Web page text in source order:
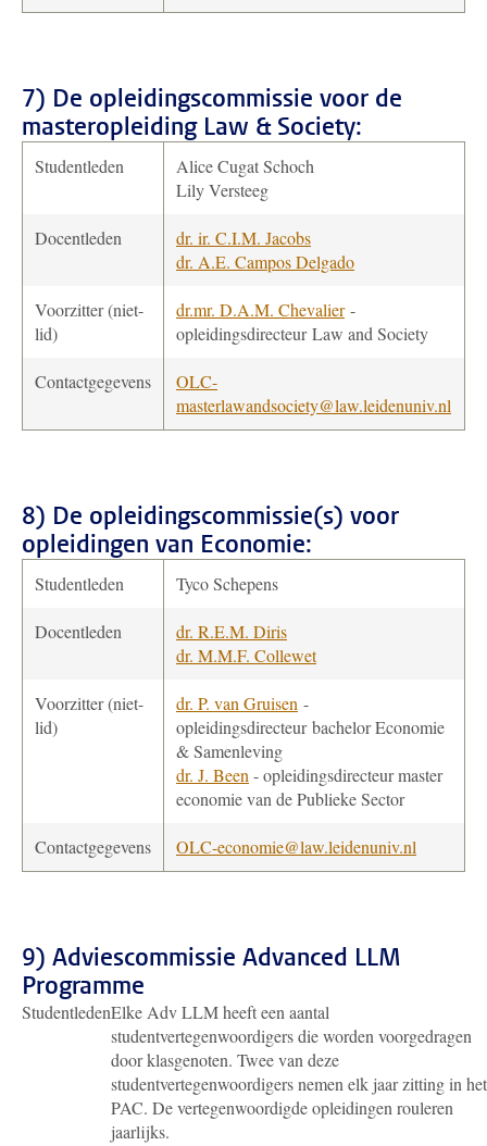
7) De opleidingscommissie voor de
masteropleiding Law & Society:
Studentleden
Alice Cugat Schoch
Lily Versteeg
Docentleden
dr. ir. C.I.M. Jacobs
dr. A.E. Campos Delgado
Voorzitter (niet-
lid)
dr.mr. D.A.M. Chevalier -
opleidingsdirecteurLaw and Society
Contactgegevens
OLC-
masterlawandsociety@law.leidenuniv.nl
8) De opleidingscommissie(s) voor
opleidingen van Economie:
Studentleden Tyco Schepens
Docentleden
dr. R.E.M. Diris
dr. M.M.F. Collewet
Voorzitter (niet-
lid)
dr. P. van Gruisen -
opleidingsdirecteurbachelor Economie
& Samenleving
dr. J. Been - opleidingsdirecteur master
economie van de Publieke Sector
Contactgegevens OLC-economie@law.leidenuniv.nl
9) Adviescommissie Advanced LLM
Programme
StudentledenElke Adv LLM heeft een aantal
studentvertegenwoordigers die worden voorgedragen
door klasgenoten. Twee van deze
studentvertegenwoordigers nemen elk jaar zitting in het
PAC. De vertegenwoordigde opleidingen rouleren
jaarlijks.